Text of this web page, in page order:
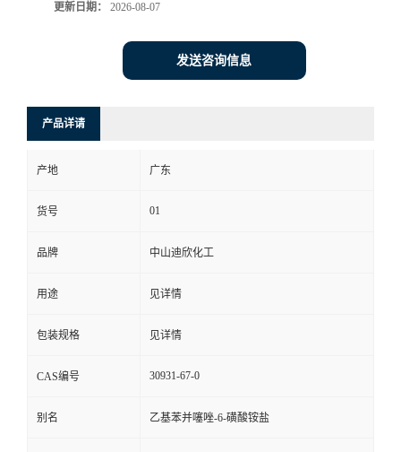
式
更新日期： 2026-08-07
发送咨询信息
产品详请
产地 广东
货号 01
品牌 中山迪欣化工
用途 见详情
包装规格 见详情
CAS编号 30931-67-0
别名 乙基苯并噻唑-6-磺酸铵盐